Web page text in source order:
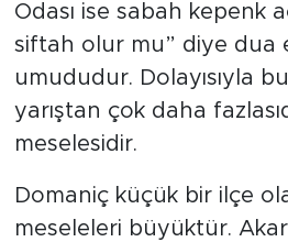
Odası ise sabah kepenk
siftah olur mu” diye dua
umududur. Dolayısıyla
yarıştan çok daha
meselesidir.
Domaniç küçük bir ilçe
meseleleri büyüktür.